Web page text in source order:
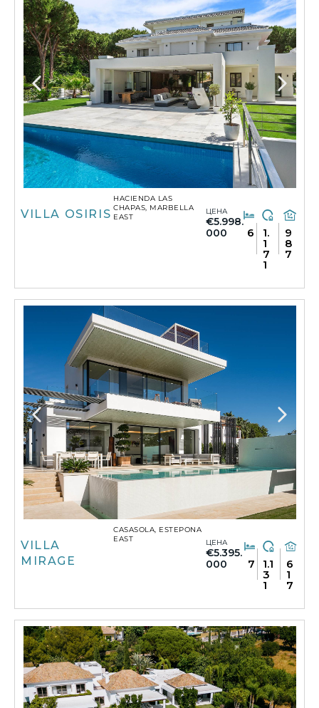
VILLA OSIRIS
HACIENDA LAS
CHAPAS, MARBELLA
EAST
ЦЕНА
€5.998.
000
6 1.
1
7
1
9
8
7
VILLA
MIRAGE
CASASOLA, ESTEPONA
EAST
ЦЕНА
€5.395.
000
7 1.1
3
1
6
1
7